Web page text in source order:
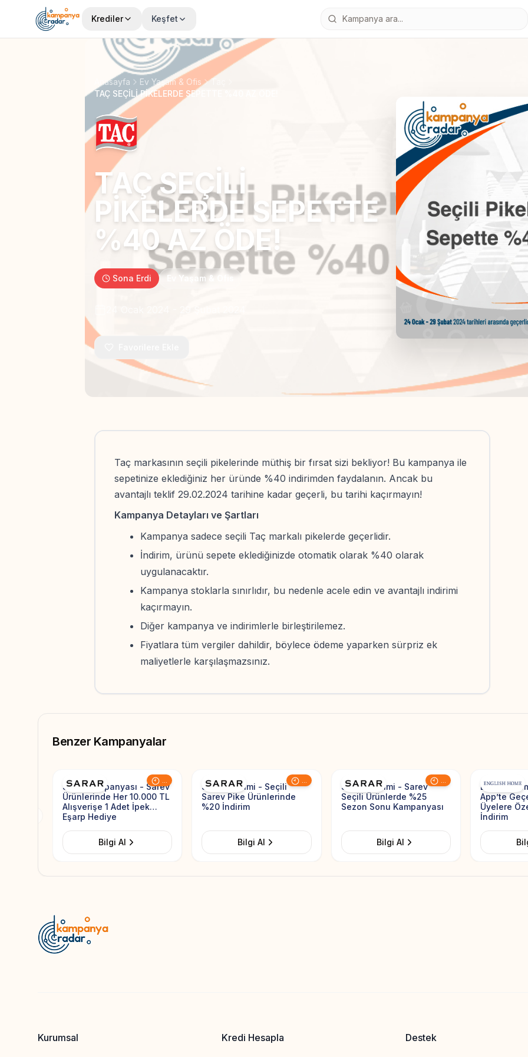
Krediler Keşfet
Anasayfa Ev Yaşam & Ofis
Taç
TAÇ SEÇİLİ PİKELERDE SEPETTE %40 AZ ÖDE!
TAÇ SEÇİLİ
PİKELERDE SEPETTE
%40 AZ ÖDE!
Sona Erdi Ev Yaşam & Ofis
Taç markasının seçili pikelerinde müthiş bir fırsat sizi bekliyor! Bu kampanya ile
sepetinize eklediğiniz her üründe %40 indirimden faydalanın. Ancak bu
avantajlı teklif 29.02.2024 tarihine kadar geçerli, bu tarihi kaçırmayın!
Kampanya Detayları ve Şartları
Kampanya sadece seçili Taç markalı pikelerde geçerlidir.
İndirim, ürünü sepete eklediğinizde otomatik olarak %40 olarak
uygulanacaktır.
Kampanya stoklarla sınırlıdır, bu nedenle acele edin ve avantajlı indirimi
kaçırmayın.
Diğer kampanya ve indirimlerle birleştirilemez.
Fiyatlara tüm vergiler dahildir, böylece ödeme yaparken sürpriz ek
maliyetlerle karşılaşmazsınız.
Benzer Kampanyalar
...
Sarar Kampanyası - Sarev
Ürünlerinde Her 10.000 TL
Alışverişe 1 Adet İpek
Eşarp Hediye
Bilgi Al
...
Sarar İndirimi - Seçili
Sarev Pike Ürünlerinde
%20 İndirim
Bilgi Al
...
Sarar İndirimi - Sarev
Seçili Ürünlerde %25
Sezon Sonu Kampanyası
Bilgi Al
English
App’te
Üyelere
İndirim
Kurumsal Kredi Hesapla Destek